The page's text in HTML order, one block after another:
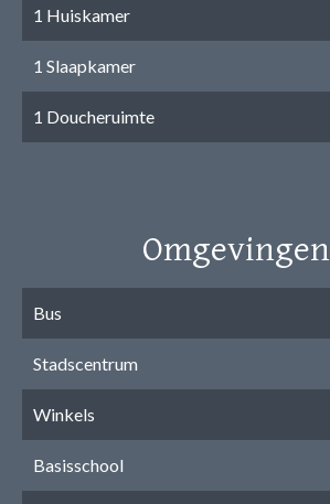
1 Huiskamer
1 Slaapkamer
1 Doucheruimte
Omgevingen
Bus
Stadscentrum
Winkels
Basisschool